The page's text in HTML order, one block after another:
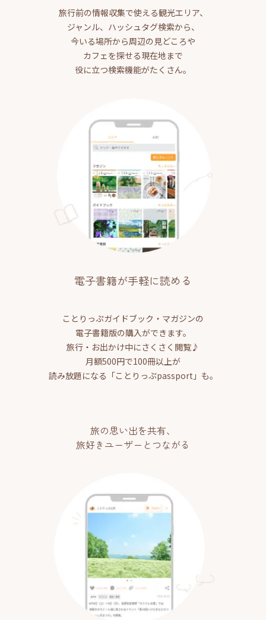
旅行前の情報収集で使える観光エリア、
ジャンル、ハッシュタグ検索から、
今いる場所から周辺の見どころや
カフェを探せる現在地まで
役に立つ検索機能がたくさん。
電子書籍が手軽に読める
ことりっぷガイドブック・マガジンの
電子書籍版の購入ができます。
旅行・お出かけ中にさくさく閲覧♪
月額500円で100冊以上が
読み放題になる「ことりっぷpassport」も。
旅の思い出を共有、
旅好きユーザーとつながる